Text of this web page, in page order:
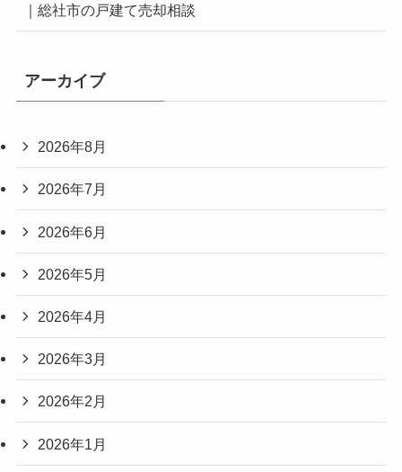
｜総社市の戸建て売却相談
アーカイブ
2026年8月
2026年7月
2026年6月
2026年5月
2026年4月
2026年3月
2026年2月
2026年1月